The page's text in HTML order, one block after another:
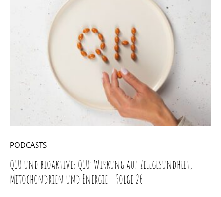
PODCASTS
Q10 und bioaktives Q10: Wirkung auf Zellgesundheit,
Mitochondrien und Energie – Folge 26